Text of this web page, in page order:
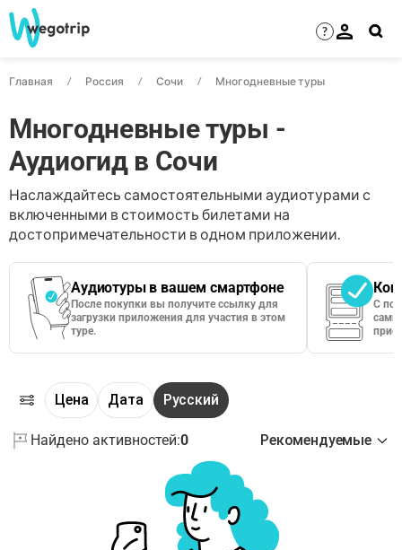
?
Главная Россия Сочи Многодневные туры
Многодневные туры -
Аудиогид в Сочи
Наслаждайтесь самостоятельными аудиотурами с
включенными в стоимость билетами на
достопримечательности в одном приложении.
Аудиотуры в вашем смартфоне
После покупки вы получите ссылку для
загрузки приложения для участия в этом
туре.
С
сами
Цена Дата Русский
Найдено активностей:0 Рекомендуемые